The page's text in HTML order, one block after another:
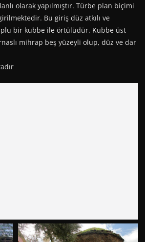
olarak yapılmıştır. Türbe plan biçimi
Bu giriş düz atkılı ve
bir kubbe ile örtülüdür. Kubbe üst
mihrap beş yüzeyli olup, düz ve dar